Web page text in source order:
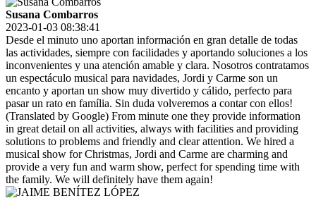
Susana Combarros
2023-01-03 08:38:41
Desde el minuto uno aportan información en gran detalle de todas
las actividades, siempre con facilidades y aportando soluciones a los
inconvenientes y una atención amable y clara. Nosotros contratamos
un espectáculo musical para navidades, Jordi y Carme son un
encanto y aportan un show muy divertido y cálido, perfecto para
pasar un rato en família. Sin duda volveremos a contar con ellos!
(Translated by Google) From minute one they provide information
in great detail on all activities, always with facilities and providing
solutions to problems and friendly and clear attention. We hired a
musical show for Christmas, Jordi and Carme are charming and
provide a very fun and warm show, perfect for spending time with
the family. We will definitely have them again!